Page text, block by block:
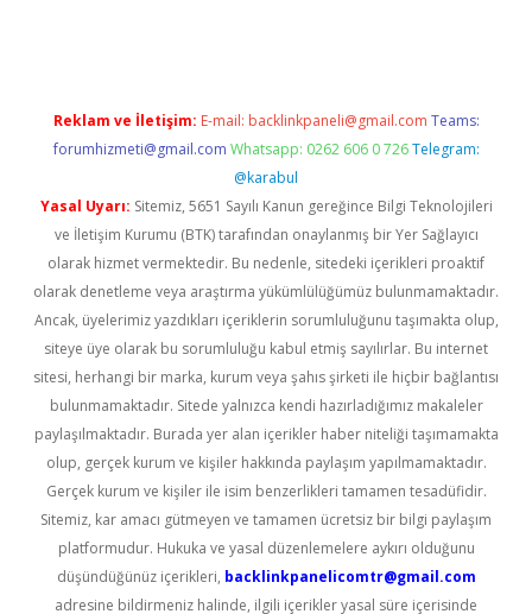
Reklam ve İletişim: E-mail: backlinkpaneli@gmail.com Teams:
forumhizmeti@gmail.com Whatsapp: 0262 606 0 726 Telegram:
@karabul
Yasal Uyarı: Sitemiz, 5651 Sayılı Kanun gereğince Bilgi Teknolojileri
ve İletişim Kurumu (BTK) tarafından onaylanmış bir Yer Sağlayıcı
olarak hizmet vermektedir. Bu nedenle, sitedeki içerikleri proaktif
olarak denetleme veya araştırma yükümlülüğümüz bulunmamaktadır.
Ancak, üyelerimiz yazdıkları içeriklerin sorumluluğunu taşımakta olup,
siteye üye olarak bu sorumluluğu kabul etmiş sayılırlar. Bu internet
sitesi, herhangi bir marka, kurum veya şahıs şirketi ile hiçbir bağlantısı
bulunmamaktadır. Sitede yalnızca kendi hazırladığımız makaleler
paylaşılmaktadır. Burada yer alan içerikler haber niteliği taşımamakta
olup, gerçek kurum ve kişiler hakkında paylaşım yapılmamaktadır.
Gerçek kurum ve kişiler ile isim benzerlikleri tamamen tesadüfidir.
Sitemiz, kar amacı gütmeyen ve tamamen ücretsiz bir bilgi paylaşım
platformudur. Hukuka ve yasal düzenlemelere aykırı olduğunu
düşündüğünüz içerikleri, backlinkpanelicomtr@gmail.com
adresine bildirmeniz halinde, ilgili içerikler yasal süre içerisinde